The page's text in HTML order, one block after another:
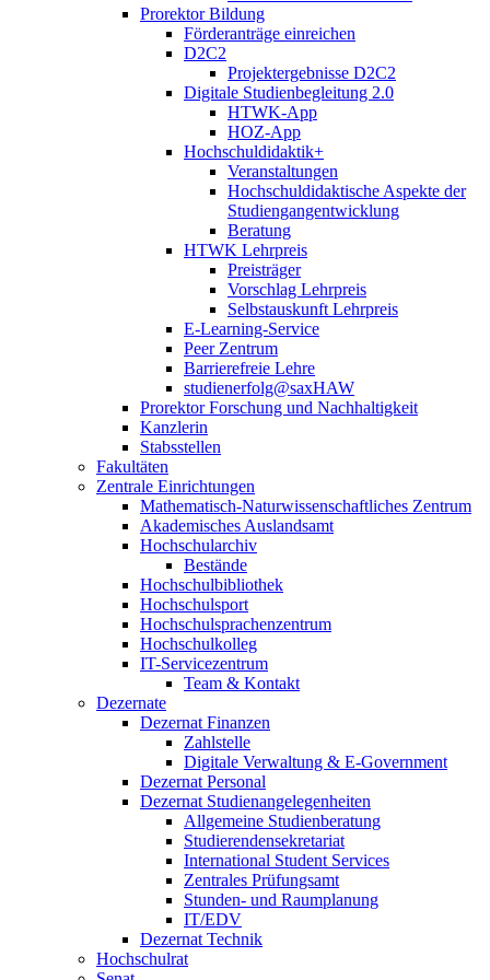
Prorektor Bildung
Förderanträge einreichen
D2C2
Projektergebnisse D2C2
Digitale Studienbegleitung 2.0
HTWK-App
HOZ-App
Hochschuldidaktik+
Veranstaltungen
Hochschuldidaktische Aspekte der
Studiengangentwicklung
Beratung
HTWK Lehrpreis
Preisträger
Vorschlag Lehrpreis
Selbstauskunft Lehrpreis
E-Learning-Service
Peer Zentrum
Barrierefreie Lehre
studienerfolg@saxHAW
Prorektor Forschung und Nachhaltigkeit
Kanzlerin
Stabsstellen
Fakultäten
Zentrale Einrichtungen
Mathematisch-Naturwissenschaftliches Zentrum
Akademisches Auslandsamt
Hochschularchiv
Bestände
Hochschulbibliothek
Hochschulsport
Hochschulsprachenzentrum
Hochschulkolleg
IT-Servicezentrum
Team & Kontakt
Dezernate
Dezernat Finanzen
Zahlstelle
Digitale Verwaltung & E-Government
Dezernat Personal
Dezernat Studienangelegenheiten
Allgemeine Studienberatung
Studierendensekretariat
International Student Services
Zentrales Prüfungsamt
Stunden- und Raumplanung
IT/EDV
Dezernat Technik
Hochschulrat